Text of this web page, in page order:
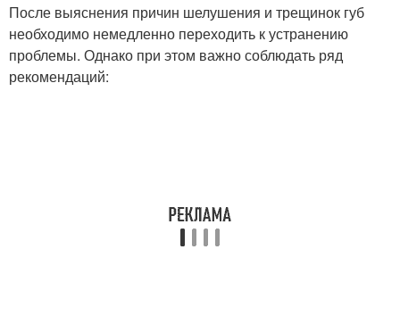
После выяснения причин шелушения и трещинок губ
необходимо немедленно переходить к устранению
проблемы. Однако при этом важно соблюдать ряд
рекомендаций: